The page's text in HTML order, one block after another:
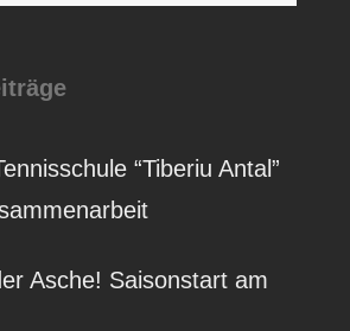
“Tiberiu Antal”
Asche! Saisonstart am